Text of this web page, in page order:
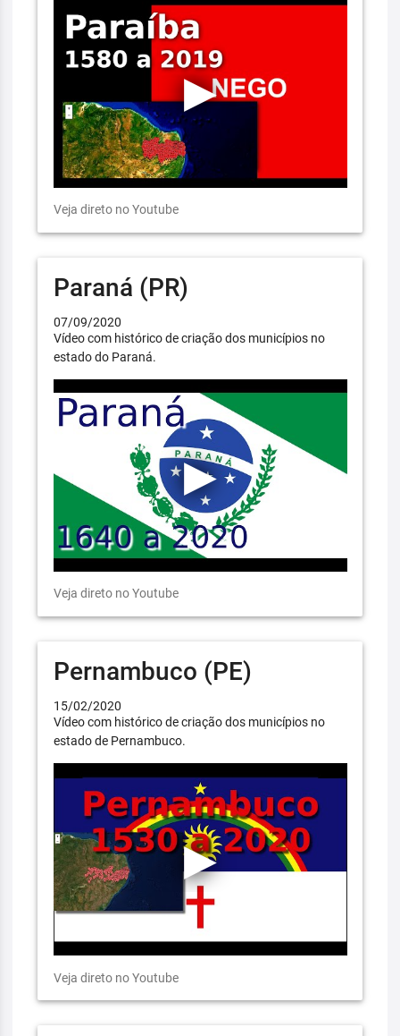
Veja direto no Youtube
Paraná (PR)
07/09/2020
Vídeo com histórico de criação dos municípios no
estado do Paraná.
Veja direto no Youtube
Pernambuco (PE)
15/02/2020
Vídeo com histórico de criação dos municípios no
estado de Pernambuco.
Veja direto no Youtube